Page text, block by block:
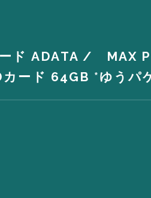
ド ADATA / MAX
カード 64GB *ゆうパ